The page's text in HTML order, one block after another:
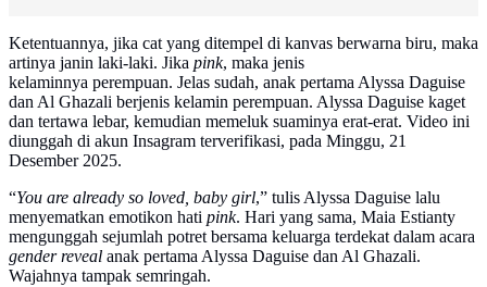
Ketentuannya, jika cat yang ditempel di kanvas berwarna biru, maka
artinya janin laki-laki. Jika pink, maka jenis
kelaminnya perempuan. Jelas sudah, anak pertama Alyssa Daguise
dan Al Ghazali berjenis kelamin perempuan. Alyssa Daguise kaget
dan tertawa lebar, kemudian memeluk suaminya erat-erat. Video ini
diunggah di akun Insagram terverifikasi, pada Minggu, 21
Desember 2025.
“You are already so loved, baby girl,” tulis Alyssa Daguise lalu
menyematkan emotikon hati pink. Hari yang sama, Maia Estianty
mengunggah sejumlah potret bersama keluarga terdekat dalam acara
gender reveal anak pertama Alyssa Daguise dan Al Ghazali.
Wajahnya tampak semringah.